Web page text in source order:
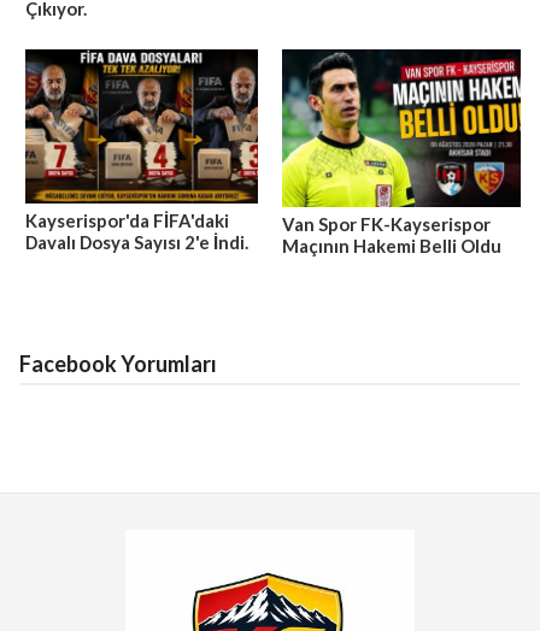
Çıkıyor.
Kayserispor'da FİFA'daki
Davalı Dosya Sayısı 2'e İndi.
Van Spor FK-Kayserispor
Maçının Hakemi Belli Oldu
Facebook Yorumları